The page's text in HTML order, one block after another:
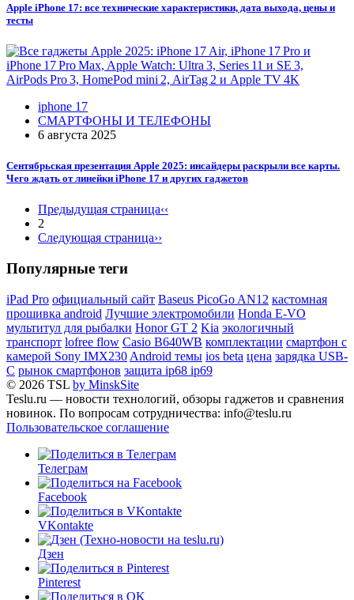
Apple iPhone 17: все технические характеристики, дата выхода, цены и
тесты
iphone 17
СМАРТФОНЫ И ТЕЛЕФОНЫ
6 августа 2025
Сентябрьская презентация Apple 2025: инсайдеры раскрыли все карты.
Чего ждать от линейки iPhone 17 и других гаджетов
Предыдущая страница‹‹
2
Следующая страница››
Популярные теги
iPad Pro официальный сайт Baseus PicoGo AN12 кастомная
прошивка android Лучшие электромобили Honda E-VO
мультитул для рыбалки Honor GT 2 Kia экологичный
транспорт lofree flow Casio B640WB комплектации смартфон с
камерой Sony IMX230 Android темы ios beta цена зарядка USB-
C рынок смартфонов защита ip68 ip69
© 2026 TSL by MinskSite
Teslu.ru — новости технологий, обзоры гаджетов и сравнения
новинок. По вопросам сотрудничества: info@teslu.ru
Пользовательское соглашение
Телеграм
Facebook
VKontakte
Дзен
Pinterest